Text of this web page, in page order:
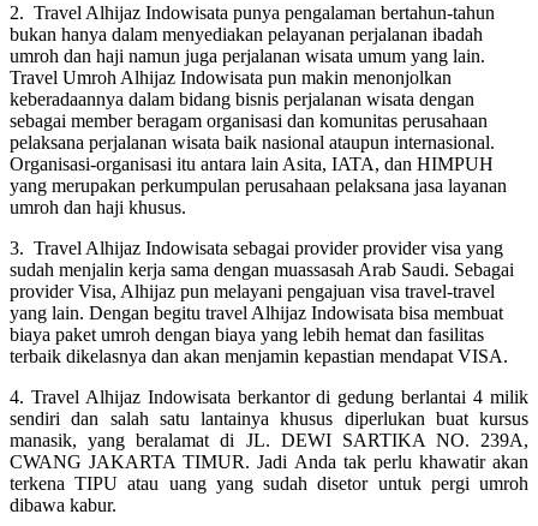
2. Travel Alhijaz Indowisata punya pengalaman bertahun-tahun
bukan hanya dalam menyediakan pelayanan perjalanan ibadah
umroh dan haji namun juga perjalanan wisata umum yang lain.
Travel Umroh Alhijaz Indowisata pun makin menonjolkan
keberadaannya dalam bidang bisnis perjalanan wisata dengan
sebagai member beragam organisasi dan komunitas perusahaan
pelaksana perjalanan wisata baik nasional ataupun internasional.
Organisasi-organisasi itu antara lain Asita, IATA, dan HIMPUH
yang merupakan perkumpulan perusahaan pelaksana jasa layanan
umroh dan haji khusus.
3. Travel Alhijaz Indowisata sebagai provider provider visa yang
sudah menjalin kerja sama dengan muassasah Arab Saudi. Sebagai
provider Visa, Alhijaz pun melayani pengajuan visa travel-travel
yang lain. Dengan begitu travel Alhijaz Indowisata bisa membuat
biaya paket umroh dengan biaya yang lebih hemat dan fasilitas
terbaik dikelasnya dan akan menjamin kepastian mendapat VISA.
4. Travel Alhijaz Indowisata berkantor di gedung berlantai 4 milik
sendiri dan salah satu lantainya khusus diperlukan buat kursus
manasik, yang beralamat di JL. DEWI SARTIKA NO. 239A,
CWANG JAKARTA TIMUR. Jadi Anda tak perlu khawatir akan
terkena TIPU atau uang yang sudah disetor untuk pergi umroh
dibawa kabur.